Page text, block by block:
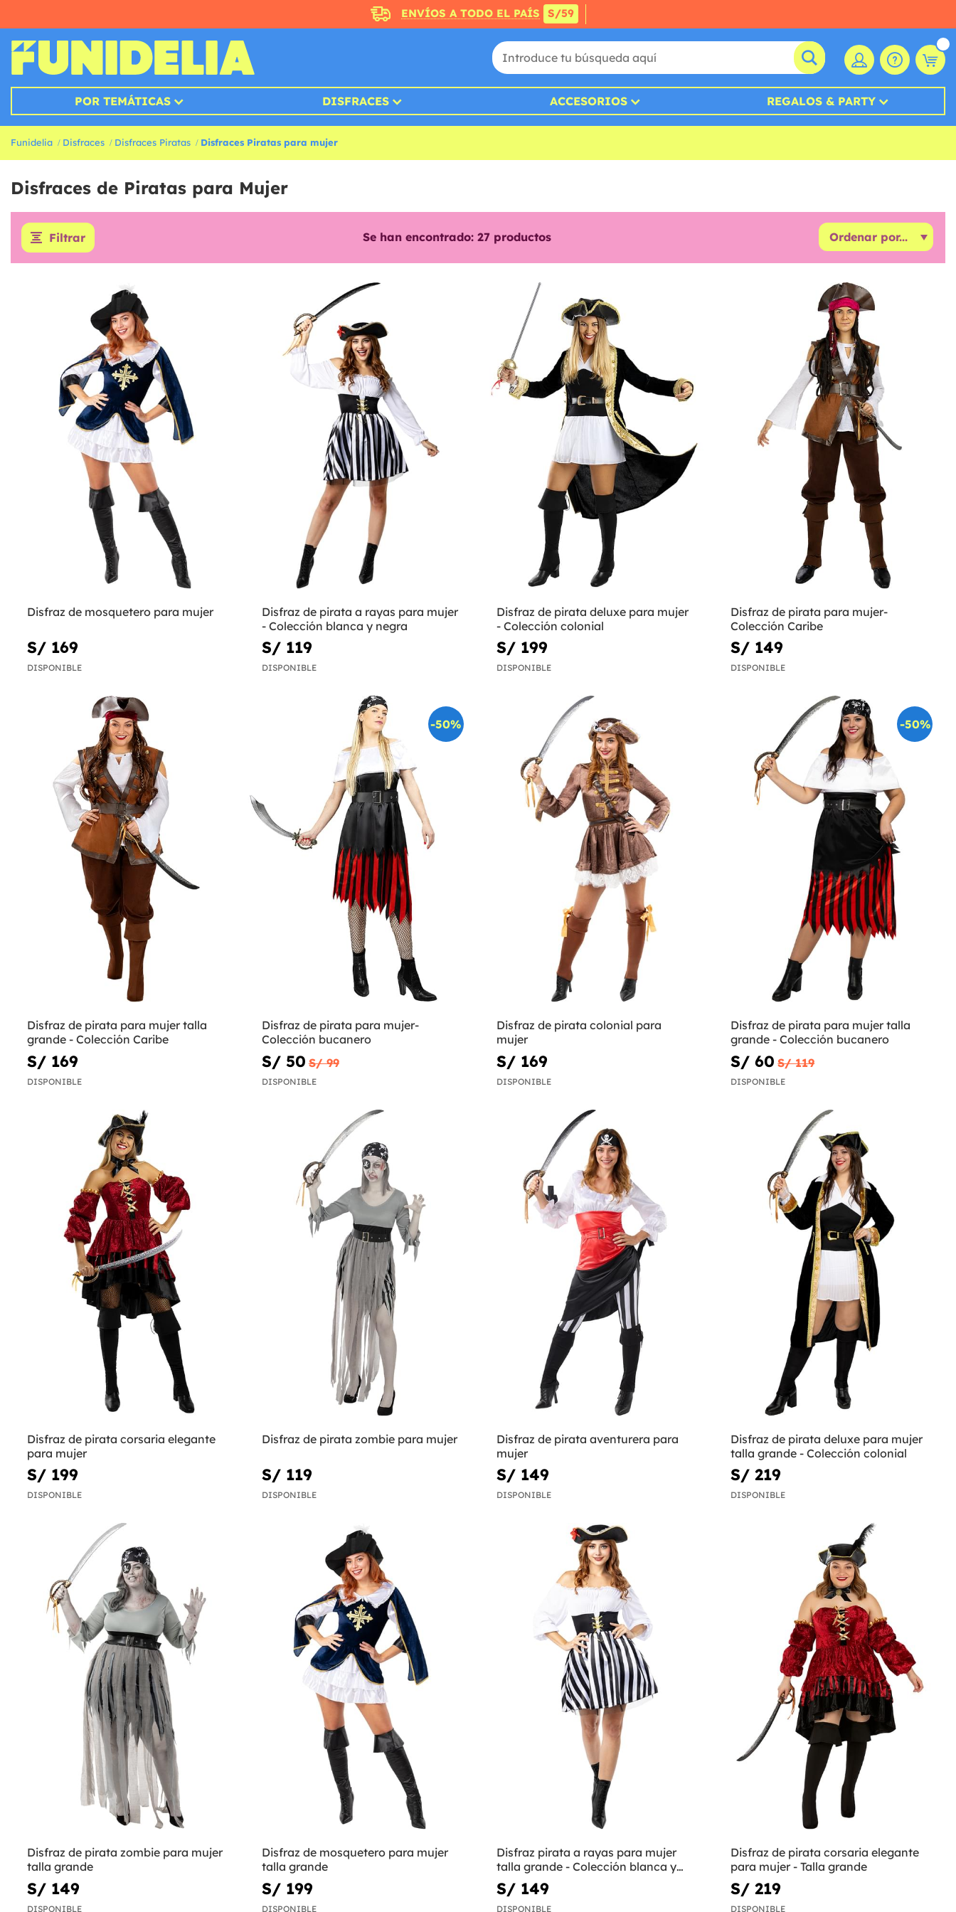
ENVÍOS A TODO EL PAÍS S/59
POR TEMÁTICAS DISFRACES ACCESORIOS REGALOS & PARTY
Funidelia Disfraces Disfraces Piratas Disfraces Piratas para mujer
Disfraces de Piratas para Mujer
Filtrar Se han encontrado: 27productos
Disfraz de mosquetero para mujer
S/ 169
DISPONIBLE
Disfraz de pirata a rayas para mujer
- Colección blanca y negra
S/ 119
DISPONIBLE
Disfraz de pirata deluxe para mujer
- Colección colonial
S/ 199
DISPONIBLE
Disfraz de pirata para mujer-
Colección Caribe
S/ 149
DISPONIBLE
Disfraz de pirata para mujer talla
grande - Colección Caribe
S/ 169
DISPONIBLE
-50%
Disfraz de pirata para mujer-
Colección bucanero
S/ 50 S/ 99
DISPONIBLE
Disfraz de pirata colonial para
mujer
S/ 169
DISPONIBLE
-50%
Disfraz de pirata para mujer talla
grande - Colección bucanero
S/ 60 S/ 119
DISPONIBLE
Disfraz de pirata corsaria elegante
para mujer
S/ 199
DISPONIBLE
Disfraz de pirata zombie para mujer
S/ 119
DISPONIBLE
Disfraz de pirata aventurera para
mujer
S/ 149
DISPONIBLE
Disfraz de pirata deluxe para mujer
talla grande - Colección colonial
S/ 219
DISPONIBLE
Disfraz de pirata zombie para mujer
talla grande
S/ 149
DISPONIBLE
Disfraz de mosquetero para mujer
talla grande
S/ 199
DISPONIBLE
Disfraz pirata a rayas para mujer
talla grande - Colección blanca y
negra
S/ 149
DISPONIBLE
Disfraz de pirata corsaria elegante
para mujer - Talla grande
S/ 219
DISPONIBLE